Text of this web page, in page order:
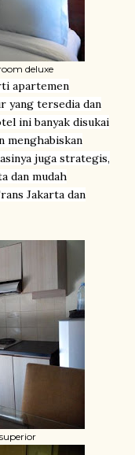
deluxe
apartemen
yang tersedia dan
ini banyak disukai
menghabiskan
juga strategis,
dan mudah
Jakarta dan